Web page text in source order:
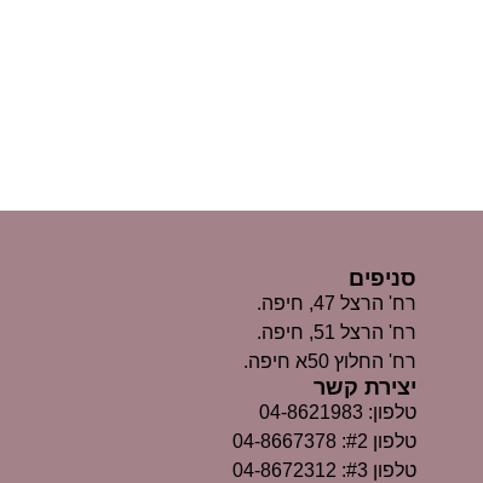
סניפים
רח' הרצל 47, חיפה.
רח' הרצל 51, חיפה.
רח' החלוץ 50א חיפה.
יצירת קשר
טלפון: 04-8621983
טלפון #2: 04-8667378
טלפון #3: 04-8672312